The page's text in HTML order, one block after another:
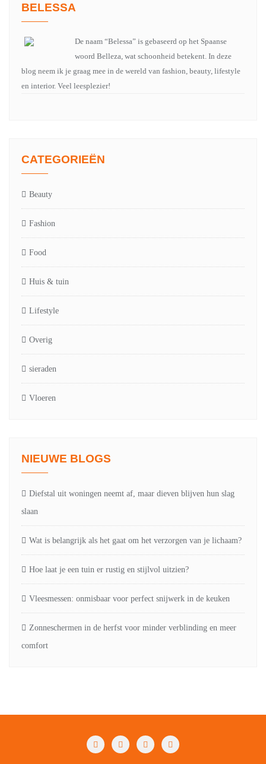
BELESSA
De naam “Belessa” is gebaseerd op het Spaanse
woord Belleza, wat schoonheid betekent. In deze
blog neem ik je graag mee in de wereld van fashion, beauty, lifestyle
en interior. Veel leesplezier!
CATEGORIEËN
Beauty
Fashion
Food
Huis & tuin
Lifestyle
Overig
sieraden
Vloeren
NIEUWE BLOGS
Diefstal uit woningen neemt af, maar dieven blijven hun slag
slaan
Wat is belangrijk als het gaat om het verzorgen van je lichaam?
Hoe laat je een tuin er rustig en stijlvol uitzien?
Vleesmessen: onmisbaar voor perfect snijwerk in de keuken
Zonneschermen in de herfst voor minder verblinding en meer
comfort